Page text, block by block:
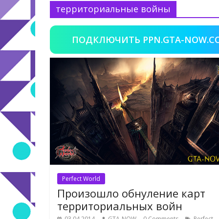
территориальные войны
ПОДКЛЮЧИТЬ PPN.GTA-
Perfect World
Произошло обнуление карт
территориальных войн